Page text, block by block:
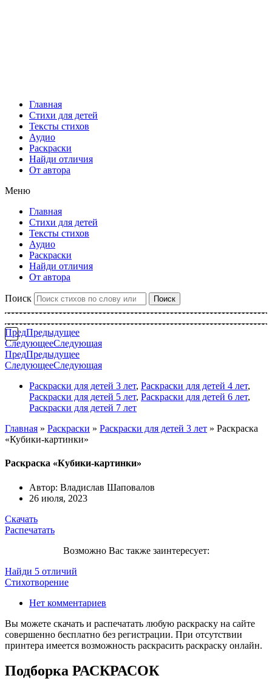
Главная
Стихи для детей
Тексты стихов
Аудио
Раскраски
Найди отличия
От автора
Меню
Главная
Стихи для детей
Тексты стихов
Аудио
Раскраски
Найди отличия
От автора
Поиск Поиск
ПредПредыдущее
СледующееСледующая
ПредПредыдущее
СледующееСледующая
Раскраски для детей 3 лет, Раскраски для детей 4 лет,
Раскраски для детей 5 лет, Раскраски для детей 6 лет,
Раскраски для детей 7 лет
Главная » Раскраски » Раскраски для детей 3 лет » Раскраска
«Кубики-картинки»
Раскраска «Кубики-картинки»
Автор: Владислав Шаповалов
26 июля, 2023
Скачать
Распечатать
Возможно Вас также заинтересует:
Найди 5 отличий
Стихотворение
Нет комментариев
Вы можете скачать и распечатать любую раскраску на сайте
совершенно бесплатно без регистрации. При отсутствии
принтера имеется возможность раскрасить раскраску онлайн.
Подборка РАСКРАСОК